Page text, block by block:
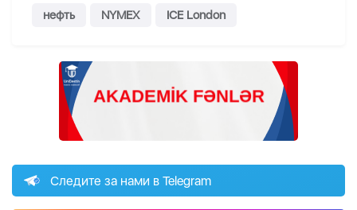
нефть NYMEX ICE London
Следите за нами в Telegram